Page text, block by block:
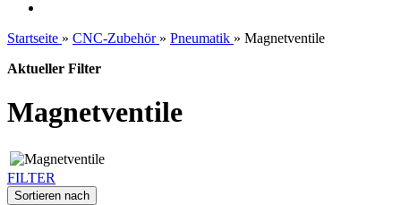
Startseite » CNC-Zubehör » Pneumatik » Magnetventile
Aktueller Filter
Magnetventile
FILTER
Sortieren nach